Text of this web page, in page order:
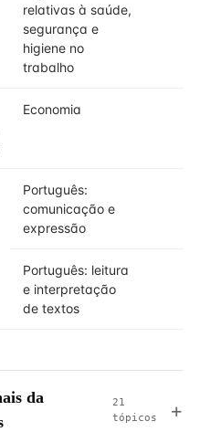
relativas à saúde,
segurança e
higiene no
trabalho
Economia
Português:
comunicação e
expressão
Português: leitura
e interpretação
de textos
da
21
tópicos